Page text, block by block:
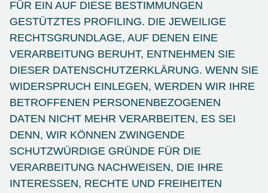
FÜR EIN AUF DIESE BESTIMMUNGEN
GESTÜTZTES PROFILING. DIE JEWEILIGE
RECHTSGRUNDLAGE, AUF DENEN EINE
VERARBEITUNG BERUHT, ENTNEHMEN SIE
DIESER DATENSCHUTZERKLÄRUNG. WENN SIE
WIDERSPRUCH EINLEGEN, WERDEN WIR IHRE
BETROFFENEN PERSONENBEZOGENEN
DATEN NICHT MEHR VERARBEITEN, ES SEI
DENN, WIR KÖNNEN ZWINGENDE
SCHUTZWÜRDIGE GRÜNDE FÜR DIE
VERARBEITUNG NACHWEISEN, DIE IHRE
INTERESSEN, RECHTE UND FREIHEITEN